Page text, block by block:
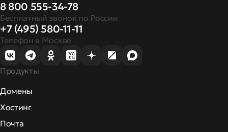
8 800 555-34-78
Бесплатный звонок по России
+7 (495) 580-11-11
Телефон в Москве
Продукты
Домены
Хостинг
Почта